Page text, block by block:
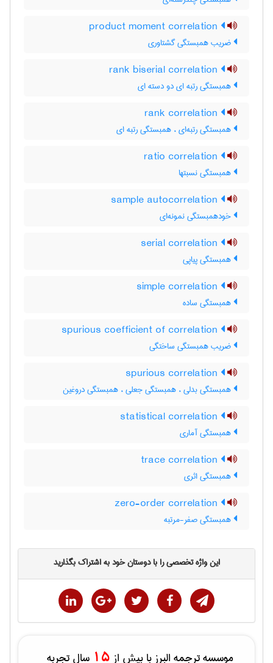
ضریب همبستگی گشتاوری
همبستگی رتبه ای دو دسته ای
همبستگی رتبه‌ای ، همبستگی رتبه ای
همبستگی نسبتها
خودهمبستگی نمونه‌ای
همبستگی پیاپی
همبستگی ساده
ضریب همبستگی ساختگی
همبستگی بدلی ، همبستگی جعلی ، همبستگی دروغین
همبستگی آماری
همبستگی اثری
همبستگی صفر-مرتبه
این واژه تخصصی را با دوستان خود به اشتراک بگذارید
موسسه ترجمه البرز با بیش از 15 سال تجربه